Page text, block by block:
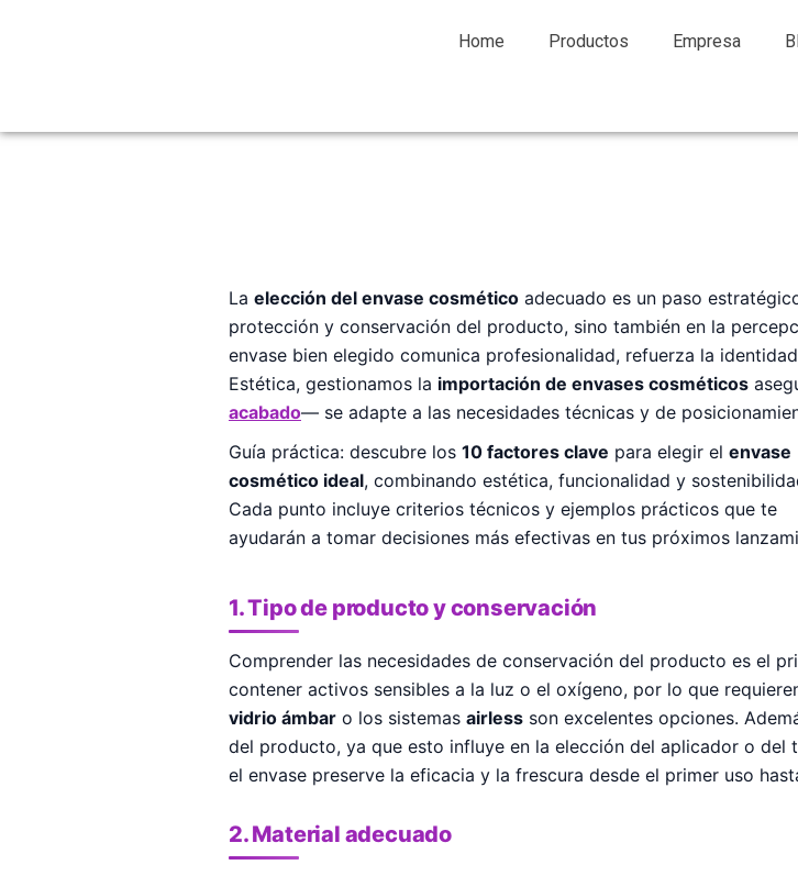
Home Productos Empresa
La elección del envase cosmético adecuado es un paso
protección y conservación del producto, sino también en la
envase bien elegido comunica profesionalidad, refuerza la
Estética, gestionamos la importación de envases cosméticos
acabado— se adapte a las necesidades técnicas y de
Guía práctica: descubre los 10 factores clave para elegir el envase
cosmético ideal, combinando estética, funcionalidad y
Cada punto incluye criterios técnicos y ejemplos prácticos que te
ayudarán a tomar decisiones más efectivas en tus próximos
1. Tipo de producto y conservación
Comprender las necesidades de conservación del producto es el
contener activos sensibles a la luz o el oxígeno, por lo que
vidrio ámbar o los sistemas airless son excelentes opciones.
del producto, ya que esto influye en la elección del aplicador o
el envase preserve la eficacia y la frescura desde el primer uso
2. Material adecuado